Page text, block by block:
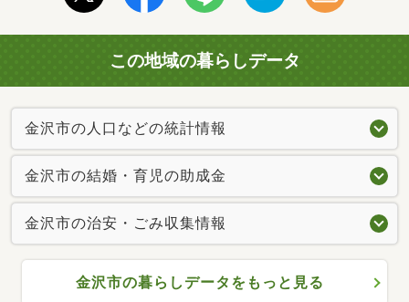
この地域の暮らしデータ
金沢市の人口などの統計情報
金沢市の結婚・育児の助成金
金沢市の治安・ごみ収集情報
金沢市の暮らしデータをもっと見る